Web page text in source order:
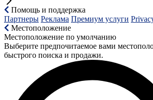
Помощь и поддержка
Партнеры Реклама Премиум услуги
Местоположение
Местоположение по умолчанию
Выберите предпочитаемое вами
быстрого поиска и продажи.